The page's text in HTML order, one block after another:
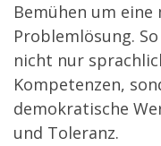
Bemühen um
Problemlösung.
nicht nur
Kompetenzen,
demokratische
und Toleranz.